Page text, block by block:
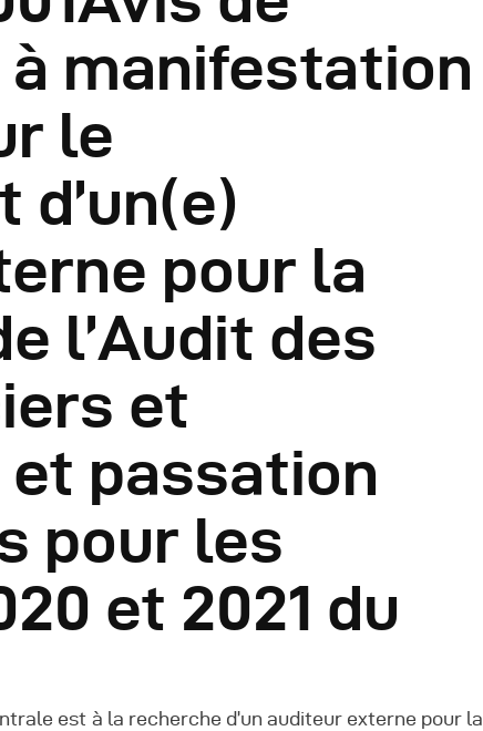
Conseils Des Ministres
Comptes Rendus De
Réunions Sous-
Régionales
Rapports
Publications
COMIFAC Newsletter
Réunions Réseaux
CEFDHAC
Autres Publications
manifestation
le
pour la
l’Audit des
et
passation
pour les
et 2021 du
est à la recherche d’un auditeur externe pour la